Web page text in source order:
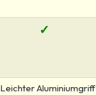
✓
Leichter Aluminiumgriff